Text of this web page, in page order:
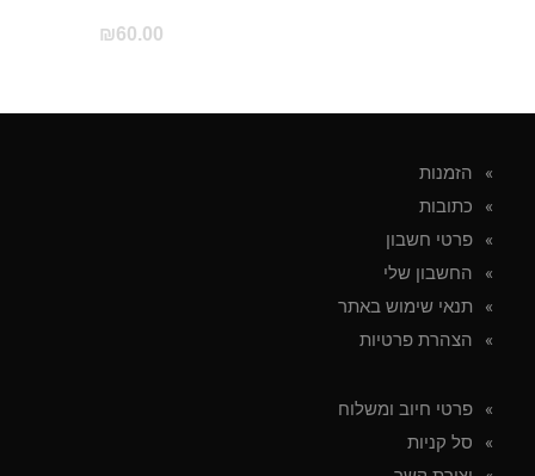
₪60.00
הזמנות
כתובות
פרטי חשבון
החשבון שלי
תנאי שימוש באתר
הצהרת פרטיות
פרטי חיוב ומשלוח
סל קניות